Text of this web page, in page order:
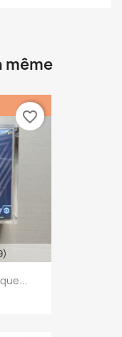
même
favorite_border